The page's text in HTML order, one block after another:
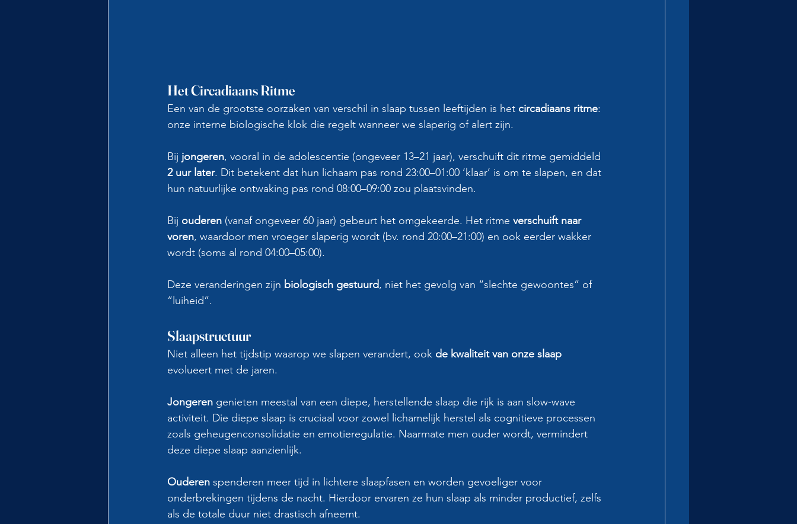
Het Circadiaans Ritme
Een van de grootste oorzaken van verschil in slaap tussen leeftijden is het circadiaans ritme:
onze interne biologische klok die regelt wanneer we slaperig of alert zijn.
Bij jongeren, vooral in de adolescentie (ongeveer 13–21 jaar), verschuift dit ritme gemiddeld
2 uur later. Dit betekent dat hun lichaam pas rond 23:00–01:00 ‘klaar’ is om te slapen, en dat
hun natuurlijke ontwaking pas rond 08:00–09:00 zou plaatsvinden.
Bij ouderen (vanaf ongeveer 60 jaar) gebeurt het omgekeerde. Het ritme verschuift naar
voren, waardoor men vroeger slaperig wordt (bv. rond 20:00–21:00) en ook eerder wakker
wordt (soms al rond 04:00–05:00).
Deze veranderingen zijn biologisch gestuurd, niet het gevolg van “slechte gewoontes” of
“luiheid”.
Slaapstructuur
Niet alleen het tijdstip waarop we slapen verandert, ook de kwaliteit van onze slaap
evolueert met de jaren.
Jongeren genieten meestal van een diepe, herstellende slaap die rijk is aan slow-wave
activiteit. Die diepe slaap is cruciaal voor zowel lichamelijk herstel als cognitieve processen
zoals geheugenconsolidatie en emotieregulatie. Naarmate men ouder wordt, vermindert
deze diepe slaap aanzienlijk.
Ouderen spenderen meer tijd in lichtere slaapfasen en worden gevoeliger voor
onderbrekingen tijdens de nacht. Hierdoor ervaren ze hun slaap als minder productief, zelfs
als de totale duur niet drastisch afneemt.